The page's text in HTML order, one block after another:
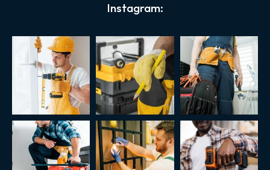
Instagram: